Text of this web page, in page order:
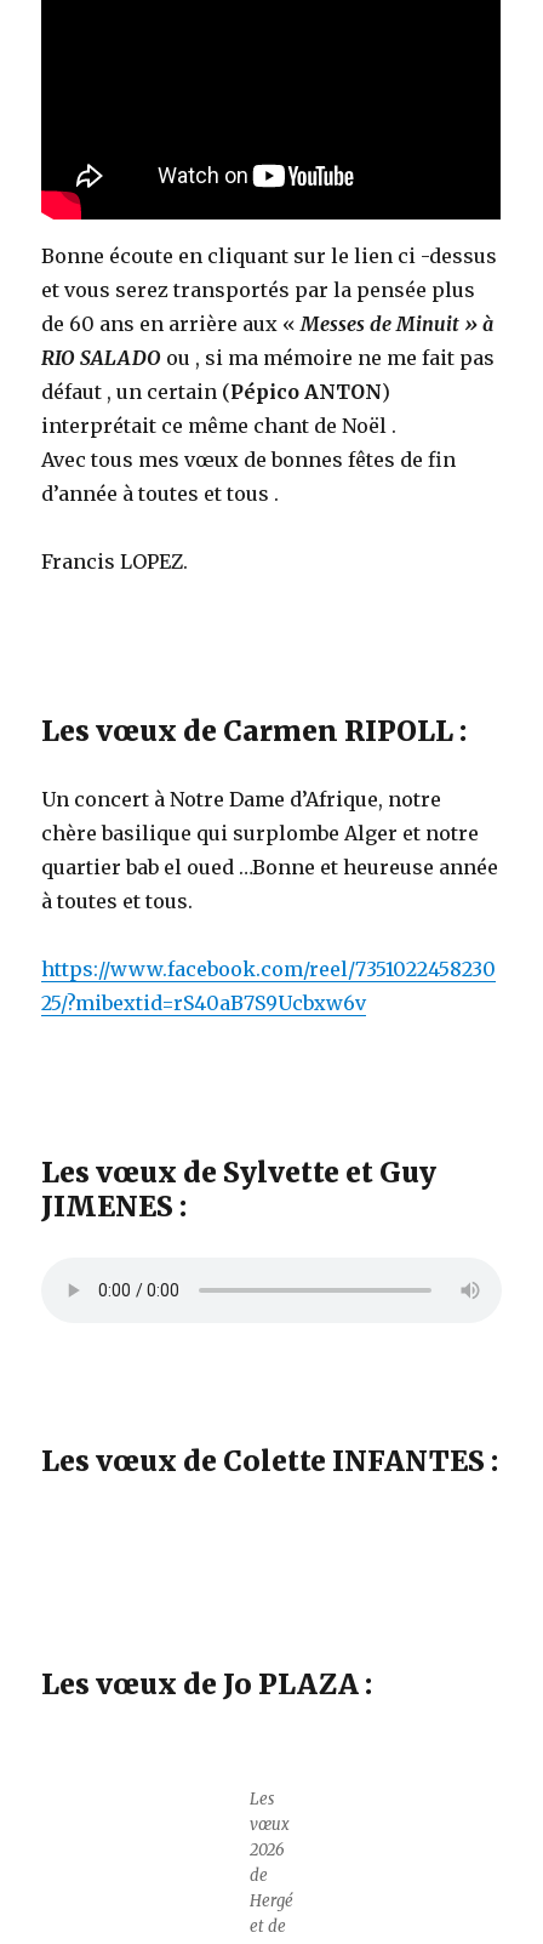
Bonne écoute en cliquant sur le lien ci -dessus
et vous serez transportés par la pensée plus
de 60 ans en arrière aux «Messes de Minuit » à
RIO SALADO ou , si ma mémoire ne me fait pas
défaut , un certain (Pépico ANTON)
interprétait ce même chant de Noël .
Avec tous mes vœux de bonnes fêtes de fin
d’année à toutes et tous .
Francis LOPEZ.
Les vœux de Carmen RIPOLL :
Un concert à Notre Dame d’Afrique, notre
chère basilique qui surplombe Alger et notre
quartier bab el oued …Bonne et heureuse année
à toutes et tous.
https://www.facebook.com/reel/7351022458230
25/?mibextid=rS40aB7S9Ucbxw6v
Les vœux de Sylvette et Guy
JIMENES :
Les vœux de Colette INFANTES :
Les vœux de Jo PLAZA :
Les
vœux
2026
de
Hergé
et de